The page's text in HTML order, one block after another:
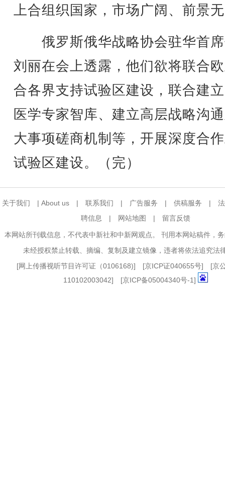
上合组织国家，市场广阔、前景
俄罗斯俄华战略协会驻华首
刘丽在会上透露，他们欲将联合
合各界支持试验区建设，联合建
医学专家智库、建立高层战略沟
大事项磋商机制等，开展深度合
试验区建设。（完）
关于我们 | About us | 联系我们 | 广告服务 | 供稿服务 |
聘信息
| 网站地图 | 留言反馈
本网站所刊载信息，不代表中新社和中新网观点。 刊用本网站稿件，
未经授权禁止转载、摘编、复制及建立镜像，违者将依法追究法
[网上传播视听节目许可证（0106168)] [京ICP证040655号] [京
110102003042] [京ICP备05004340号-1]